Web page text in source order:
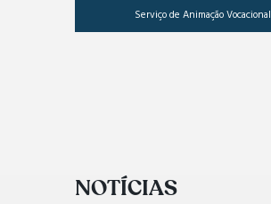
Serviço de Animação Vocacional
NOTÍCIAS